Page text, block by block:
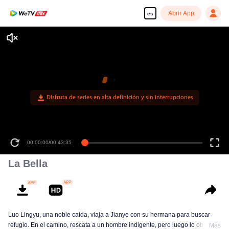
es Abrir App
Disfruta de series en alta definición y sin interrupciones
00:00:00/00:43:35
La Bella
Luo Lingyu, una noble caída, viaja a Jianye con su hermana para buscar
refugio. En el camino, rescata a un hombre indigente, pero luego lo obliga a
Más